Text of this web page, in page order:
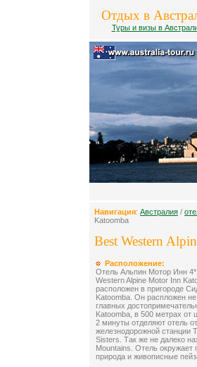
Отдых в
Туры и визы в
Навигация: Австралия /
Katoomba
Best Western
Расположение:
Отель Альпин Мотор Инн
Western Alpine Motor Inn
расположен в пригороде
Katoomba. Он распложен не
главных
Katoomba, в 500 метрах от
2 минуты отделяют отель от
железнодорожной станции
Sisters. Так же не далеко
Mountains. Отель окружает
природа и живописные